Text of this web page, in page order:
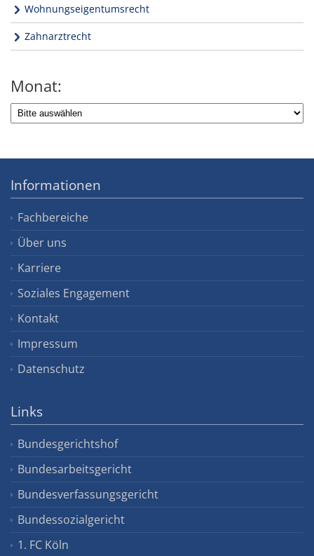
Wohnungseigentumsrecht
Zahnarztrecht
Monat:
Informationen
Fachbereiche
Über uns
Karriere
Soziales Engagement
Kontakt
Impressum
Datenschutz
Links
Bundesgerichtshof
Bundesarbeitsgericht
Bundesverfassungsgericht
Bundessozialgericht
1. FC Köln